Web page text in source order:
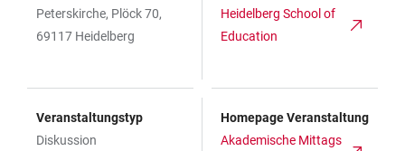
Peterskirche, Plöck 70,
69117 Heidelberg
Heidelberg School of
Education
Veranstaltungstyp
Diskussion
Homepage Veranstaltung
Akademische Mittags